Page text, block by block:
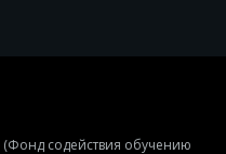
(Фонд содействия обучению